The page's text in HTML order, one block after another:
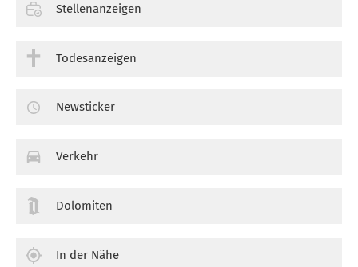
Stellenanzeigen
Todesanzeigen
Newsticker
Verkehr
Dolomiten
In der Nähe